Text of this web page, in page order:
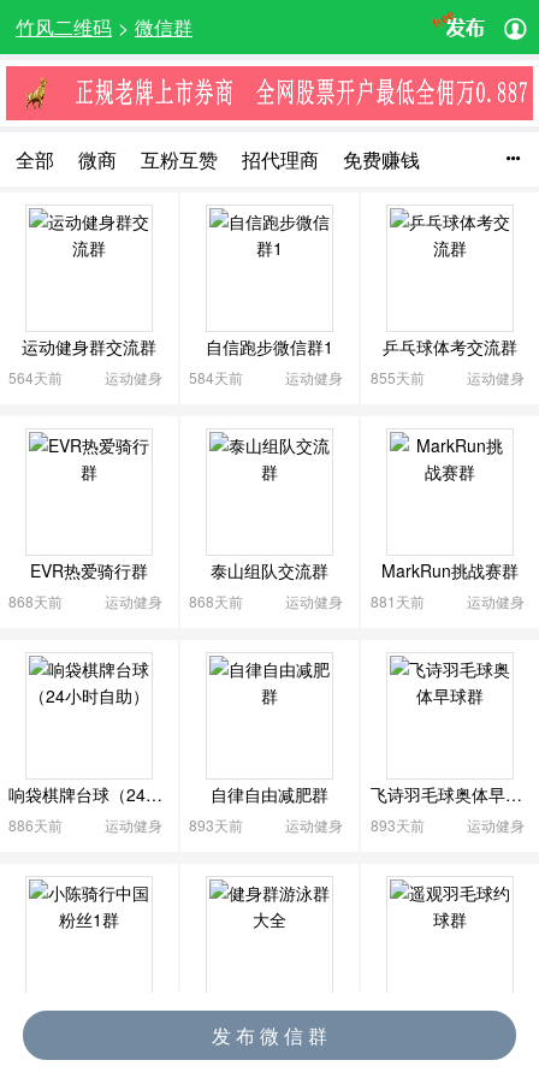
竹风二维码 > 微信群
全部 微商 互粉互赞 招代理商
免费赚钱
创业群
代理品牌 技术开发 营销推广
萌宠
摄影群
旅游 购物
汽车
网红直播
物品转让 驴友群 车友群
吃喝玩乐
文化交流
影视娱乐 爱音乐 动漫卡通
生活服务
艺术及收藏
棋牌娱乐 兴趣爱好
股票交流群

运动健身群交流群
564天前 运动健身
自信跑步微信群1
584天前 运动健身
乒乓球体考交流群
855天前 运动健身
EVR热爱骑行群
868天前 运动健身
泰山组队交流群
868天前 运动健身
MarkRun挑战赛群
881天前 运动健身
响袋棋牌台球（24小时自助）
886天前 运动健身
自律自由减肥群
893天前 运动健身
飞诗羽毛球奥体早球群
893天前 运动健身
小陈骑行中国粉丝1群
894天前
健身群游泳群大全
899天前 运动健身
遥观羽毛球约球群
运动健身
发 布 微 信 群